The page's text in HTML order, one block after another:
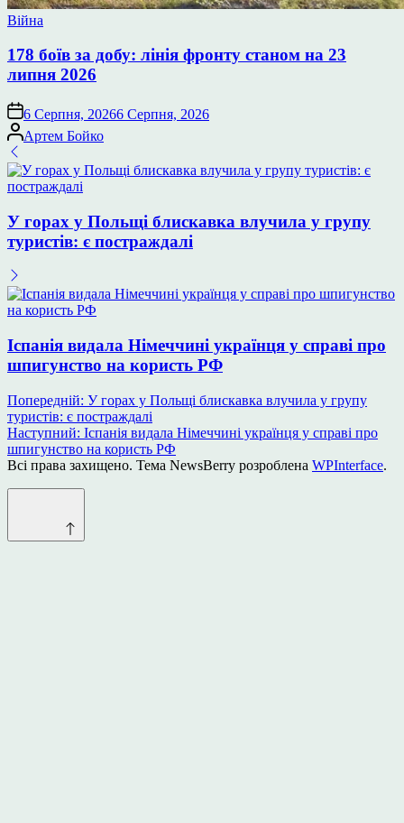
Опублікувати
Війна
178 боїв за добу: лінія фронту станом на 23
липня 2026
6 Серпня, 20266 Серпня, 2026
Опубліковано
Артем Бойко
У горах у Польщі блискавка влучила у групу
туристів: є постраждалі
Іспанія видала Німеччині українця у справі про
шпигунство на користь РФ
Навігація
записів
Попередній: У горах у Польщі блискавка влучила у групу
туристів: є постраждалі
Наступний: Іспанія видала Німеччині українця у справі про
шпигунство на користь РФ
Всі права захищено. Тема NewsBerry розроблена WPInterface.